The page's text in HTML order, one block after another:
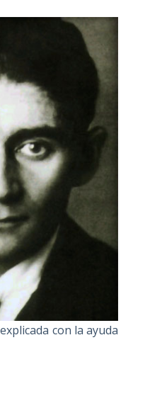
con la ayuda